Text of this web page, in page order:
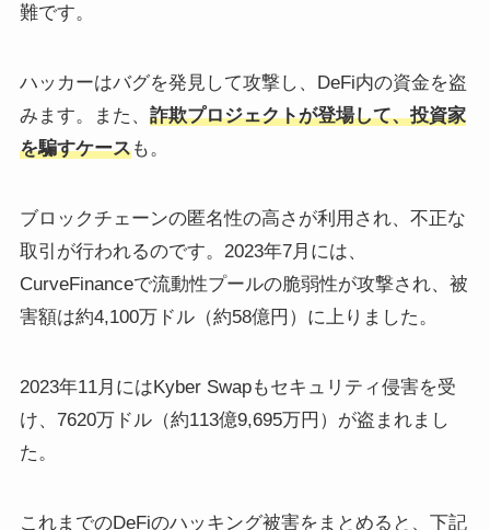
難です。
ハッカーはバグを発見して攻撃し、DeFi内の資金を盗
みます。また、 詐欺プロジェクトが登場して、投資家
を騙すケースも。
ブロックチェーンの匿名性の高さが利用され、不正な
取引が行われるのです。2023年7月には、
CurveFinanceで流動性プールの脆弱性が攻撃され、被
害額は約4,100万ドル（約58億円）に上りました。
2023年11月にはKyber Swapもセキュリティ侵害を受
け、7620万ドル（約113億9,695万円）が盗まれまし
た。
これまでのDeFiのハッキング被害をまとめると、下記